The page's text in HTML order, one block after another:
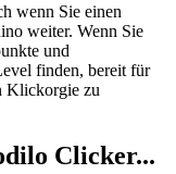
wenn Sie einen
weiter. Wenn Sie
und
finden, bereit für
Klickorgie zu
Clicker...